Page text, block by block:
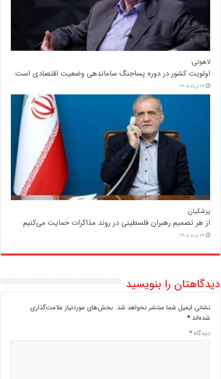
لاهوتی:
اولویت کشور در دوره پساجنگ ساماندهی وضعیت اقتصادی است
14 مرداد 1405
پزشکیان:
از هر تصمیم رهبران فلسطینی در روند مذاکرات حمایت می‌کنیم
14 مرداد 1405
دیدگاهتان را بنویسید
نشانی ایمیل شما منتشر نخواهد شد. بخش‌های موردنیاز علامت‌گذاری
شده‌اند*
دیدگاه*